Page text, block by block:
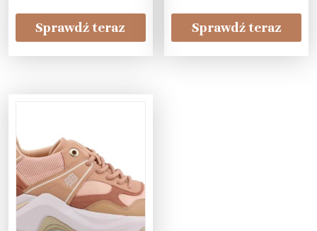
Sprawdź teraz Sprawdź teraz